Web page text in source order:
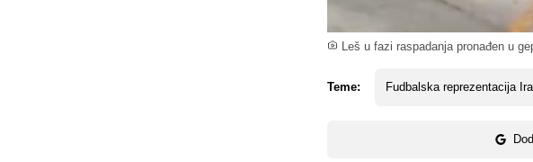
Leš u fazi raspadanja pronađen u
Teme: Fudbalska reprezentacija